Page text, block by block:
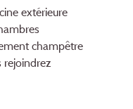
extérieure
champêtre
rejoindrez